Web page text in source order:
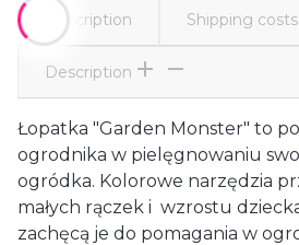
Description Shipping costs
Description
Łopatka "Garden Monster" to
ogrodnika w pielęgnowaniu
ogródka. Kolorowe narzędzia
małych rączek i wzrostu
zachęcą je do pomagania w